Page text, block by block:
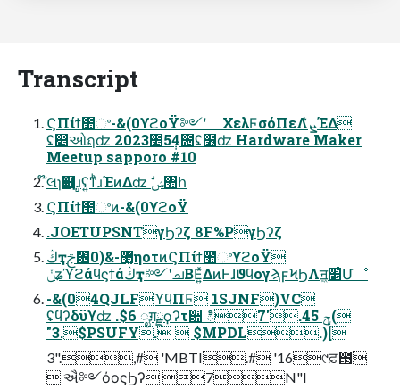
Transcript
ϚΠίϯ಺ଂ-&(0ϒϩοΫ༻ʹ ΧελϜσόΠεΛܨ͛ͯΈΔ
ʢ௅ઓฤʣ 2023೥5݄4೔ʢ໦ʣ Hardware Maker
Meetup sapporo #10
໊લɿҴ஍ɹູʢ͍ͳͪɹΈͷΔʣ ࣗݾ঺հ
ϚΠίϯ಺ଂͷ-&(0ϒϩοΫ
.JOETUPSNTγϦʔζ 8F%PγϦʔζ
ڭҭࢢ৔޲͚-&(0ηοτͷϚΠίϯ಺ଂϒϩοΫ
ݩʑϓϩάϥϛϯάڭҭ༻ʹചΒΕ͍ͯΔͷͰɺϑϥογϡϝϞϦΛॻ͖׵͑Մೳ
-&(04QJLFϓϥΠϜ 1SJNF)VC
ʢϥʔδϋϒʣ .$6 ೖग़ྗϙʔτ਺ ిݯ 45.'7(
"3.$PSUFY.  $MPDL.)[
3".,# 'MBTI.# '16୯ਫ਼౓
 ઐ༻όοςϦʔ 7N"I